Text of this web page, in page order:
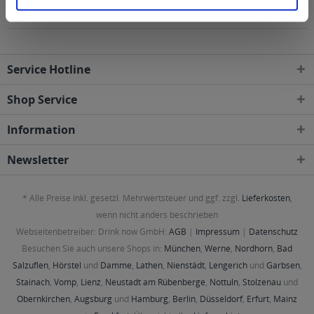
Gebieten geliefert
Service Hotline
Shop Service
Information
Newsletter
* Alle Preise inkl. gesetzl. Mehrwertsteuer und ggf. zzgl. Lieferkosten,
wenn nicht anders beschrieben
Webseitenbetreiber: Drink now GmbH: AGB | Impressum | Datenschutz
Besuchen Sie auch unsere Shops in: München, Werne, Nordhorn, Bad
Salzuflen, Hörstel und Damme, Lathen, Nienstädt, Lengerichund Garbsen,
Stainach, Vomp, Lienz, Neustadt am Rübenberge, Nottuln, Stolzenau und
Obernkirchen, Augsburg und Hamburg, Berlin, Düsseldorf, Erfurt, Mainz